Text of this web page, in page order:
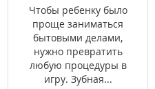
Чтобы ребенку было
проще заниматься
бытовыми делами,
нужно превратить
любую процедуры в
игру. Зубная...